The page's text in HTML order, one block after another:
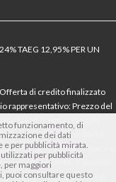
TAEG 12,95% PER UN
di credito finalizzato
rappresentativo: Prezzo del
da € 40 costi accessori
Importo totale dovuto dal
a 90 giorni. Al fine di gestire
altre offerte disponibili,
di prendere visione di
funzionamento, di
dei dati
per pubblicità mirata.
per pubblicità
per maggiori
puoi consultare questo